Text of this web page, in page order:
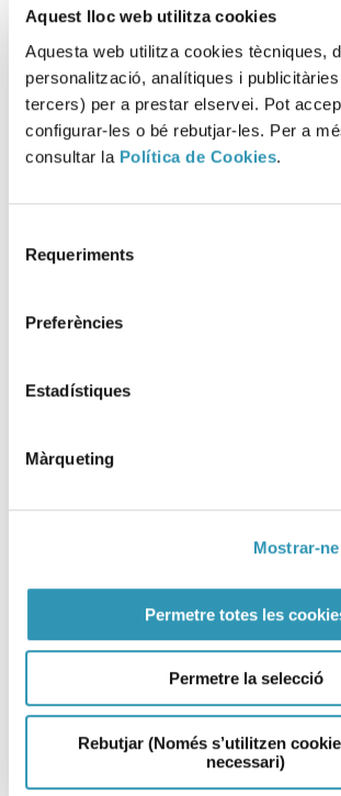
Aquest lloc web utilitza cookies
Aquesta web utilitza cookies tècniques,
personalització, analítiques i
tercers) per a prestar elservei. Pot
configurar-les o bé rebutjar-les. Per a
consultar la Política de Cookies.
Requeriments
Preferències
Estadístiques
Màrqueting
Mostrar-
Permetre totes les
Permetre la selecció
Rebutjar (Només s’utilitzen
necessari)
proyectos científicos que
Ayuntamiento de